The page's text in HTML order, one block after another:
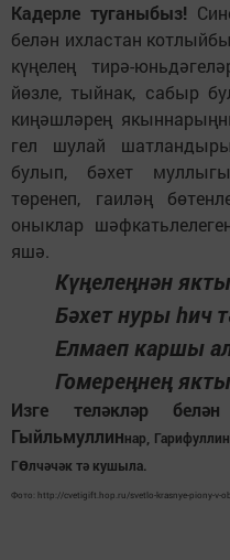
Кадерле туганыбыз!
белән ихластан
күңелең тирә-
йөзле, тыйнак, сабыр
киңәшләрең
гел шулай
булып, бәхет
төренеп, гаиләң
оныклар
яшә.
Күңелеңнән
Бәхет нуры һич
Елмаеп каршы
Гомереңнең
Изге теләкләр
Гыйльмуллиннар,
Гөлчәчәктә кушыла.
Фото: http://cvetigift.hop.ru/svetlo-krasnye-piony-v-